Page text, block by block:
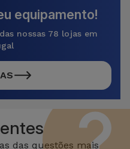
equipamento!
nossas 78 lojas em
das questões mais